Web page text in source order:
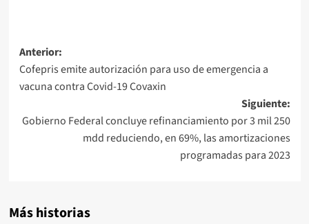
Navegación
de
entradas
Anterior:
Cofepris emite autorización para uso de emergencia a
vacuna contra Covid-19 Covaxin
Siguiente:
Gobierno Federal concluye refinanciamiento por 3 mil 250
mdd reduciendo, en 69%, las amortizaciones
programadas para 2023
Más historias